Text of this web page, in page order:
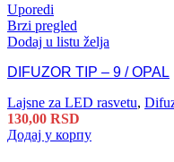
Uporedi
Brzi pregled
Dodaj u listu želja
DIFUZOR TIP – 9 / OPAL
Lajsne za LED rasvetu,
130,00 RSD
Додај у корпу